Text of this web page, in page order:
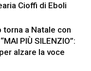
Cioffi di Eboli
a Natale con
PIÙ SILENZIO”:
alzare la voce